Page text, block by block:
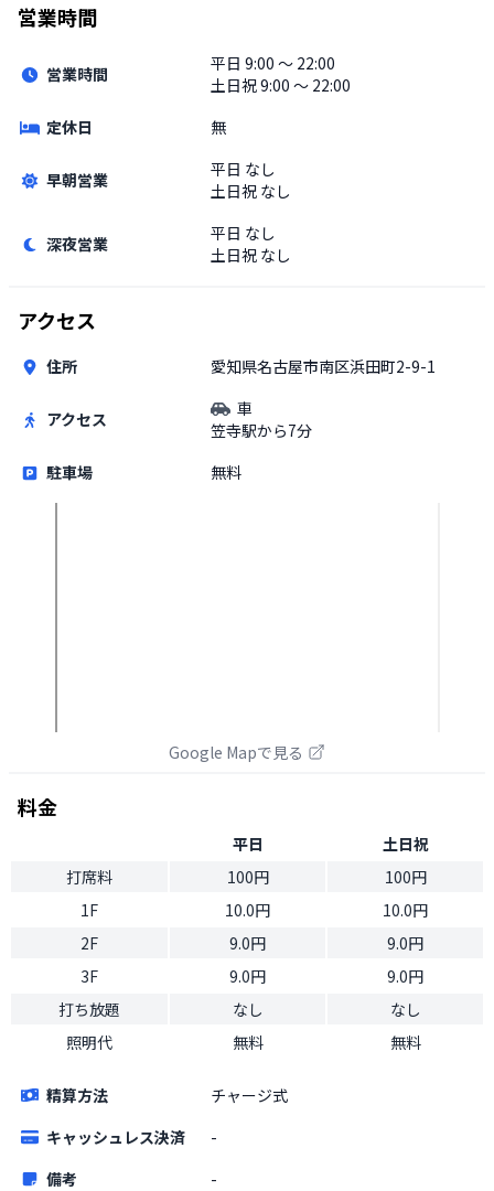
営業時間
営業時間 平日 9:00 〜 22:00
土日祝9:00 〜 22:00
定休日
無
早朝営業 平日 なし
土日祝 なし
深夜営業 平日 なし
土日祝 なし
アクセス
住所 愛知県名古屋市南区浜田町2-9-1
アクセス
車
笠寺駅から7分
駐車場
無料
Google Mapで見る
料金
平日
土日祝
打席料
100円
100円
1F
10.0円
10.0円
2F
9.0円
9.0円
3F
9.0円
9.0円
打ち放題
なし
なし
照明代
無料 無料
精算方法
チャージ式
キャッシュレス決済
-
備考
-